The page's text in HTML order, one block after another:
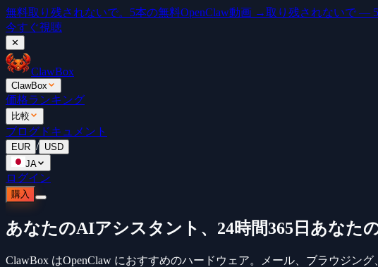
無料取り残されないで。5本の無料OpenClaw動画 →取り残されないで — 5
今すぐ視聴
✕
ClawBox
ClawBox
価格ランキング
比較
ブログ ドキュメント
EUR / USD
JA
ログイン
購入
あなたのAIアシスタント、24時間365日あなた
ClawBox はOpenClaw におすすめのハードウェア。メール、ブラウジン